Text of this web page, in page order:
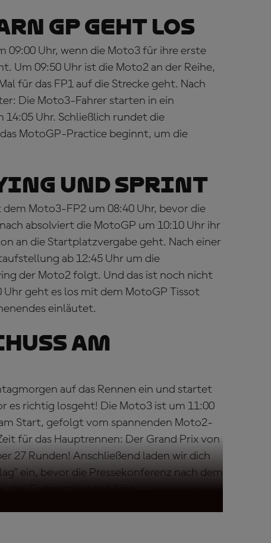
GP GEHT LOS
09:00 Uhr, wenn die Moto3 für ihre erste
Um 09:50 Uhr ist die Moto2 an der Reihe,
für das FP1 auf die Strecke geht. Nach
Die Moto3-Fahrer starten in ein
Uhr. Schließlich rundet die
MotoGP-Practice beginnt, um die
UND SPRINT
Moto3-FP2 um 08:40 Uhr, bevor die
absolviert die MotoGP um 10:10 Uhr ihr
an die Startplatzvergabe geht. Nach einer
ab 12:45 Uhr um die
der Moto2 folgt. Und das ist noch nicht
geht es los mit dem MotoGP Tissot
einläutet.
AM
auf das Rennen ein und startet
es richtig losgeht! Die Moto3 ist um 11:00
Start, gefolgt vom spannenden Moto2-
für das Hauptrennen: Der Grand Prix von
27 Runden! Anschließend laden wir dich
ein, bevor die Pressekonferenz nach dem
drei Erstplatzierten hören.